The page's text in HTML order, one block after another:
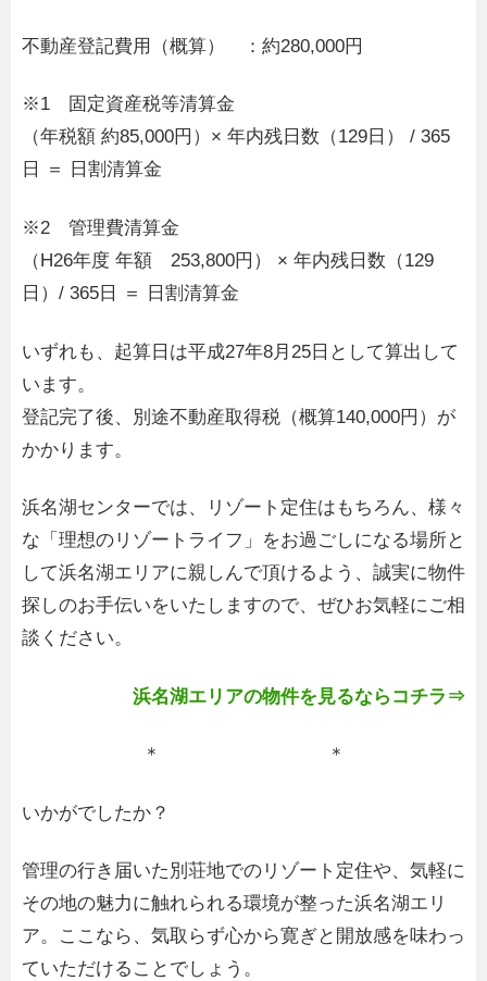
不動産登記費用（概算） ：約280,000円
※1 固定資産税等清算金
（年税額 約85,000円）× 年内残日数（129日） / 365
日 ＝ 日割清算金
※2 管理費清算金
（H26年度 年額 253,800円） × 年内残日数（129
日）/ 365日 ＝ 日割清算金
いずれも、起算日は平成27年8月25日として算出して
います。
登記完了後、別途不動産取得税（概算140,000円）が
かかります。
浜名湖センターでは、リゾート定住はもちろん、様々
な「理想のリゾートライフ」をお過ごしになる場所と
して浜名湖エリアに親しんで頂けるよう、誠実に物件
探しのお手伝いをいたしますので、ぜひお気軽にご相
談ください。
浜名湖エリアの物件を見るならコチラ⇒
＊ ＊
いかがでしたか？
管理の行き届いた別荘地でのリゾート定住や、気軽に
その地の魅力に触れられる環境が整った浜名湖エリ
ア。ここなら、気取らず心から寛ぎと開放感を味わっ
ていただけることでしょう。